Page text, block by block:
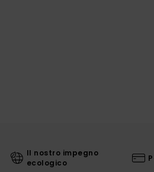
Il nostro impegno
ecologico